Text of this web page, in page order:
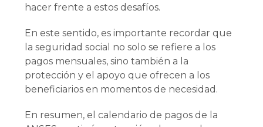
hacer frente a estos desafíos.
En este sentido, es importante recordar que
la seguridad social no solo se refiere a los
pagos mensuales, sino también a la
protección y el apoyo que ofrecen a los
beneficiarios en momentos de necesidad.
En resumen, el calendario de pagos de la